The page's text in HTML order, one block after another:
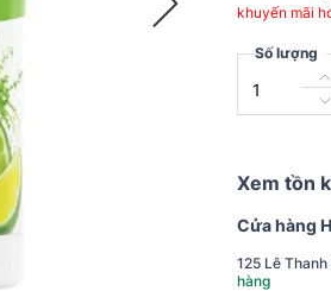
khuyến mãi
Số lượng
Xem tồn
Cửa hàng
125 Lê
hàng